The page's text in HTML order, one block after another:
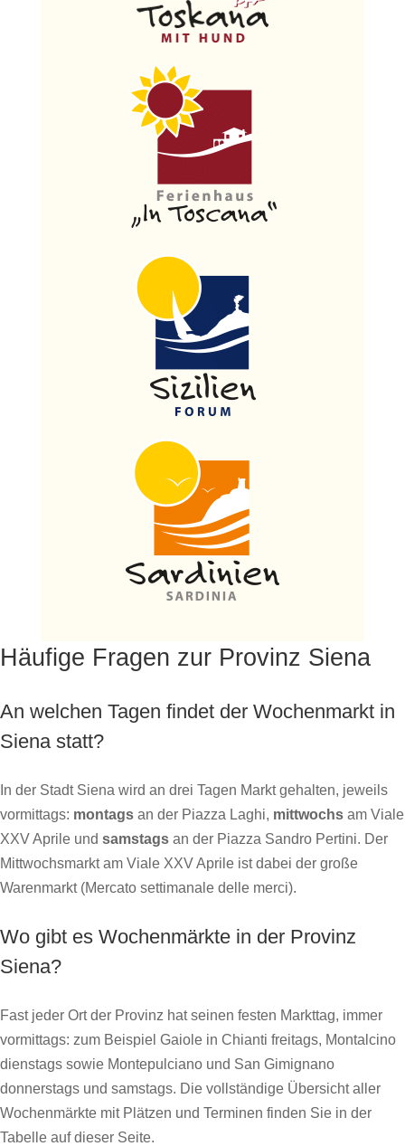
Häufige Fragen zur Provinz Siena
An welchen Tagen findet der Wochenmarkt in
Siena statt?
In der Stadt Siena wird an drei Tagen Markt gehalten, jeweils
vormittags: montags an der Piazza Laghi, mittwochs am Viale
XXV Aprile und samstags an der Piazza Sandro Pertini. Der
Mittwochsmarkt am Viale XXV Aprile ist dabei der große
Warenmarkt (Mercato settimanale delle merci).
Wo gibt es Wochenmärkte in der Provinz
Siena?
Fast jeder Ort der Provinz hat seinen festen Markttag, immer
vormittags: zum Beispiel Gaiole in Chianti freitags, Montalcino
dienstags sowie Montepulciano und San Gimignano
donnerstags und samstags. Die vollständige Übersicht aller
Wochenmärkte mit Plätzen und Terminen finden Sie in der
Tabelle auf dieser Seite.